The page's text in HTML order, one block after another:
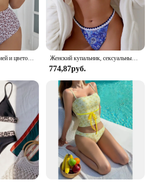
Женский купальник, сексуальный яркий цветочный Комплект из двух предметов, купальный костюм, топ-бандо с цветными вставками
774,87руб.